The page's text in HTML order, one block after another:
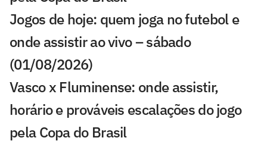
Jogos de hoje: quem joga no futebol e
onde assistir ao vivo – sábado
(01/08/2026)
Vasco x Fluminense: onde assistir,
horário e prováveis escalações do jogo
pela Copa do Brasil